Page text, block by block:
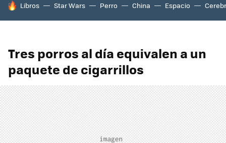
HOY SE HABLA DE
Libros Star Wars Perro China Espacio
Tres porros al día equivalen a un
paquete de cigarrillos